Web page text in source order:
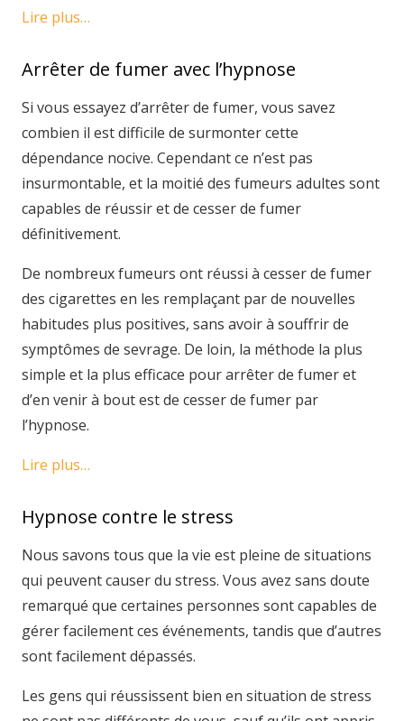
Lire plus…
Arrêter de fumer avec l’hypnose
Si vous essayez d’arrêter de fumer, vous savez
combien il est difficile de surmonter cette
dépendance nocive. Cependant ce n’est pas
insurmontable, et la moitié des fumeurs adultes sont
capables de réussir et de cesser de fumer
définitivement.
De nombreux fumeurs ont réussi à cesser de fumer
des cigarettes en les remplaçant par de nouvelles
habitudes plus positives, sans avoir à souffrir de
symptômes de sevrage. De loin, la méthode la plus
simple et la plus efficace pour arrêter de fumer et
d’en venir à bout est de cesser de fumer par
l’hypnose.
Lire plus…
Hypnose contre le stress
Nous savons tous que la vie est pleine de situations
qui peuvent causer du stress. Vous avez sans doute
remarqué que certaines personnes sont capables de
gérer facilement ces événements, tandis que d’autres
sont facilement dépassés.
Les gens qui réussissent bien en situation de stress